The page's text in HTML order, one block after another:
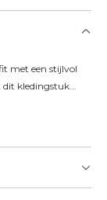
met een stijlvol
kledingstuk...